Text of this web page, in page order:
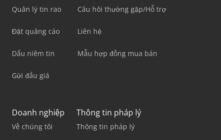
Quản lý tin rao
Đặt quảng cáo
Dấu niêm tin
Gửi đấu giá
Câu hỏi thường gặp/Hỗ trợ
Liên hệ
Mẫu hợp đồng mua bán
Doanh nghiệp
Về chúng tôi
Thông tin pháp lý
Thông tin pháp lý